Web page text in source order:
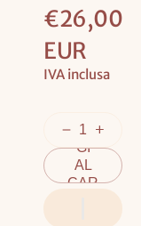
Prezzo
base
€26,00
EUR
IVA inclusa
IUN
GI
AL
CAR